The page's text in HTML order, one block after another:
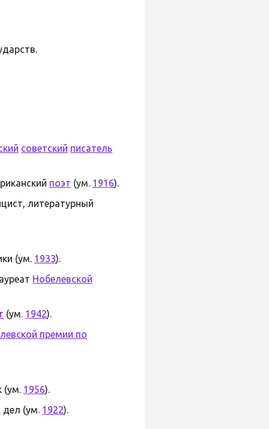
советский писатель
поэт (ум. 1916).
литературный
(ум. 1933).
Нобелевской
(ум. 1942).
премии по
(ум. 1956).
(ум. 1922).